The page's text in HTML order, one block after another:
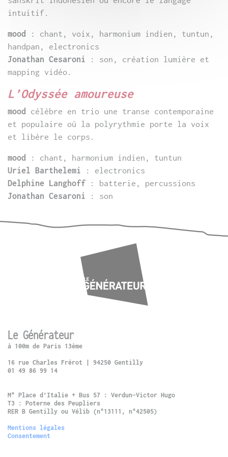
intuitif.
mood
: chant, voix, harmonium indien, tuntun,
handpan, electronics
Jonathan Cesaroni : son, création lumière et
mapping vidéo.
L’Odyssée amoureuse
mood
célèbre en trio une transe contemporaine
et populaire où la polyrythmie porte la voix
et libère le corps.
mood
: chant, harmonium indien, tuntun
Uriel Barthelemi : electronics
Delphine Langhoff : batterie, percussions
Jonathan Cesaroni : son
Le Générateur
à 100m de Paris 13ème
16 rue Charles Frérot | 94250 Gentilly
01 49 86 99 14
M° Place d’Italie + Bus 57 : Verdun-Victor Hugo
T3 : Poterne des Peupliers
RER B Gentilly ou Vélib (n°13111, n°42505)
Mentions légales
Consentement